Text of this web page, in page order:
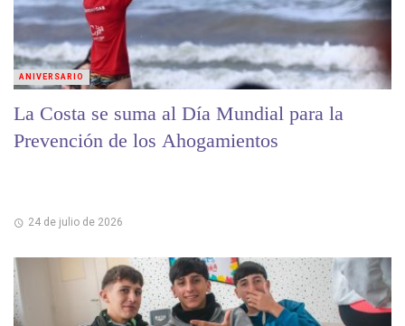
La Costa se suma al Día Mundial para la
Prevención de los Ahogamientos
24 de julio de 2026
ANIVERSARIO